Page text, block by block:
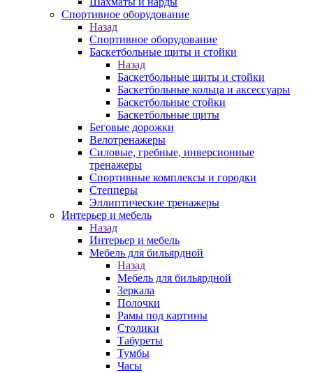
Спортивное оборудование
Назад
Спортивное оборудование
Баскетбольные щиты и стойки
Назад
Баскетбольные щиты и стойки
Баскетбольные кольца и аксессуары
Баскетбольные стойки
Баскетбольные щиты
Беговые дорожки
Велотренажеры
Силовые, гребные, инверсионные
тренажеры
Спортивные комплексы и городки
Степперы
Эллиптические тренажеры
Интерьер и мебель
Назад
Интерьер и мебель
Мебель для бильярдной
Назад
Мебель для бильярдной
Зеркала
Полочки
Рамы под картины
Столики
Табуреты
Тумбы
Часы